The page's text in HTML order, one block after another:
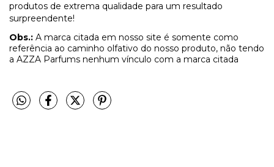
produtos de extrema qualidade para um resultado
surpreendente!
Obs.: A marca citada em nosso site é somente como
referência ao caminho olfativo do nosso produto, não tendo
a AZZA Parfums nenhum vínculo com a marca citada